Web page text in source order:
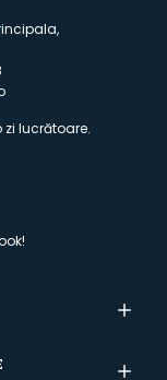
zi lucrătoare.